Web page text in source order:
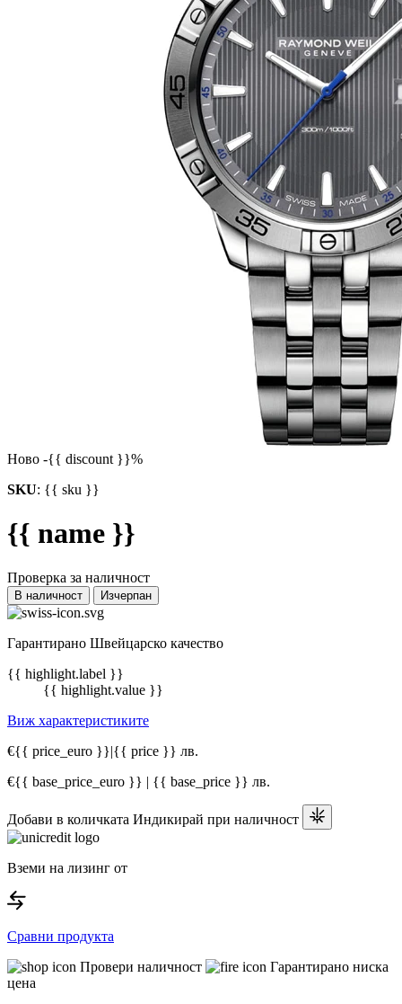
Ново -{{ discount }}%
SKU: {{ sku }}
{{ name }}
Проверка за наличност
В наличност Изчерпан
Гарантирано Швейцарско качество
{{ highlight.label }}
{{ highlight.value }}
Виж характеристиките
€{{ price_euro }}|{{ price }} лв.
€{{ base_price_euro }} | {{ base_price }} лв.
Добави в количката Индикирай при наличност
Вземи на лизинг от
Сравни продукта
Провери наличност
Гарантирано ниска
цена